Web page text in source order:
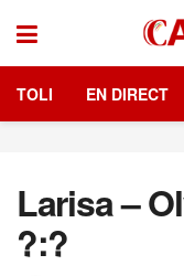
TOLI EN DIRECT
Larisa –
?:?